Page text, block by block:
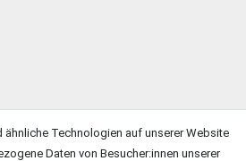
ähnliche Technologien auf unserer Website
Daten von Besucher:innen unserer